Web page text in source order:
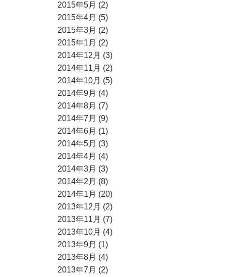
2015年5月 (2)
2015年4月 (5)
2015年3月 (2)
2015年1月 (2)
2014年12月 (3)
2014年11月 (2)
2014年10月 (5)
2014年9月 (4)
2014年8月 (7)
2014年7月 (9)
2014年6月 (1)
2014年5月 (3)
2014年4月 (4)
2014年3月 (3)
2014年2月 (8)
2014年1月 (20)
2013年12月 (2)
2013年11月 (7)
2013年10月 (4)
2013年9月 (1)
2013年8月 (4)
2013年7月 (2)